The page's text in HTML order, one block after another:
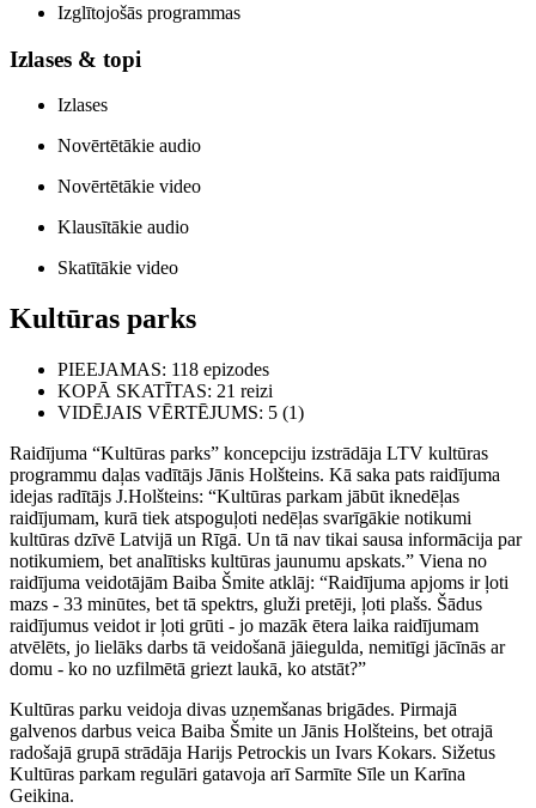
Izglītojošās programmas
Izlases & topi
Izlases
Novērtētākie audio
Novērtētākie video
Klausītākie audio
Skatītākie video
Kultūras parks
PIEEJAMAS: 118 epizodes
KOPĀ SKATĪTAS: 21 reizi
VIDĒJAIS VĒRTĒJUMS: 5 (1)
Raidījuma “Kultūras parks” koncepciju izstrādāja LTV kultūras
programmu daļas vadītājs Jānis Holšteins. Kā saka pats raidījuma
idejas radītājs J.Holšteins: “Kultūras parkam jābūt iknedēļas
raidījumam, kurā tiek atspoguļoti nedēļas svarīgākie notikumi
kultūras dzīvē Latvijā un Rīgā. Un tā nav tikai sausa informācija par
notikumiem, bet analītisks kultūras jaunumu apskats.” Viena no
raidījuma veidotājām Baiba Šmite atklāj: “Raidījuma apjoms ir ļoti
mazs - 33 minūtes, bet tā spektrs, gluži pretēji, ļoti plašs. Šādus
raidījumus veidot ir ļoti grūti - jo mazāk ētera laika raidījumam
atvēlēts, jo lielāks darbs tā veidošanā jāiegulda, nemitīgi jācīnās ar
domu - ko no uzfilmētā griezt laukā, ko atstāt?”
Kultūras parku veidoja divas uzņemšanas brigādes. Pirmajā
galvenos darbus veica Baiba Šmite un Jānis Holšteins, bet otrajā
radošajā grupā strādāja Harijs Petrockis un Ivars Kokars. Sižetus
Kultūras parkam regulāri gatavoja arī Sarmīte Sīle un Karīna
Geikina.